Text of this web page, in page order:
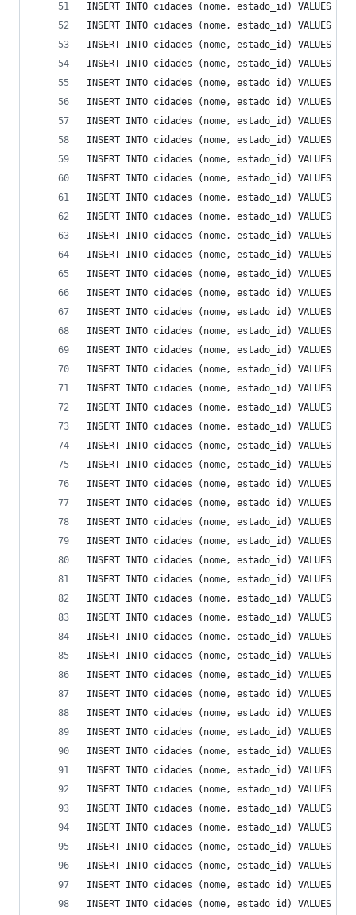
INSERT INTO cidades (nome, estado_id) VALUES
INSERT INTO cidades (nome, estado_id) VALUES
INSERT INTO cidades (nome, estado_id) VALUES
INSERT INTO cidades (nome, estado_id) VALUES
INSERT INTO cidades (nome, estado_id) VALUES
INSERT INTO cidades (nome, estado_id) VALUES
INSERT INTO cidades (nome, estado_id) VALUES
INSERT INTO cidades (nome, estado_id) VALUES
INSERT INTO cidades (nome, estado_id) VALUES
INSERT INTO cidades (nome, estado_id) VALUES
INSERT INTO cidades (nome, estado_id) VALUES
INSERT INTO cidades (nome, estado_id) VALUES
INSERT INTO cidades (nome, estado_id) VALUES
INSERT INTO cidades (nome, estado_id) VALUES
INSERT INTO cidades (nome, estado_id)
INSERT INTO cidades (nome, estado_id) VALUES
INSERT INTO cidades (nome, estado_id)
INSERT INTO cidades (nome, estado_id) VALUES
INSERT INTO cidades (nome, estado_id) VALUES
INSERT INTO cidades (nome, estado_id) VALUES
INSERT INTO cidades (nome, estado_id) VALUES
INSERT INTO cidades (nome, estado_id) VALUES
INSERT INTO cidades (nome, estado_id) VALUES
INSERT INTO cidades (nome, estado_id) VALUES
INSERT INTO cidades (nome, estado_id) VALUES
INSERT INTO cidades (nome, estado_id) VALUES
INSERT INTO cidades (nome, estado_id) VALUES
INSERT INTO cidades (nome, estado_id)
INSERT INTO cidades (nome, estado_id) VALUES
INSERT INTO cidades (nome, estado_id) VALUES
INSERT INTO cidades (nome, estado_id) VALUES
INSERT INTO cidades (nome, estado_id) VALUES
INSERT INTO cidades (nome, estado_id) VALUES
INSERT INTO cidades (nome, estado_id) VALUES
INSERT INTO cidades (nome, estado_id)
INSERT INTO cidades (nome, estado_id) VALUES
INSERT INTO cidades (nome, estado_id) VALUES
INSERT INTO cidades (nome, estado_id) VALUES
INSERT INTO cidades (nome, estado_id) VALUES
INSERT INTO cidades (nome, estado_id) VALUES
INSERT INTO cidades (nome, estado_id) VALUES
INSERT INTO cidades (nome, estado_id) VALUES
INSERT INTO cidades (nome, estado_id) VALUES
INSERT INTO cidades (nome, estado_id) VALUES
INSERT INTO cidades (nome, estado_id)
INSERT INTO cidades (nome, estado_id) VALUES
INSERT INTO cidades (nome, estado_id) VALUES
INSERT INTO cidades (nome, estado_id) VALUES